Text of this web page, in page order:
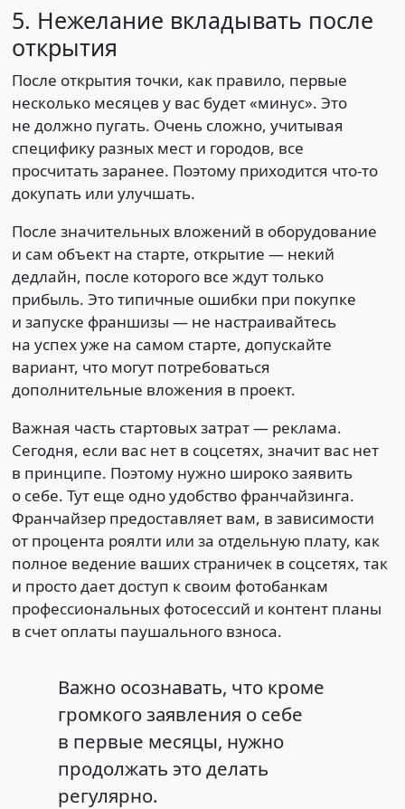
5. Нежелание вкладывать после
открытия
После открытия точки, как правило, первые
несколько месяцев у вас будет «минус». Это
не должно пугать. Очень сложно, учитывая
специфику разных мест и городов, все
просчитать заранее. Поэтому приходится что-то
докупать или улучшать.
После значительных вложений в оборудование
и сам объект на старте, открытие — некий
дедлайн, после которого все ждут только
прибыль. Это типичные ошибки при покупке
и запуске франшизы — не настраивайтесь
на успех уже на самом старте, допускайте
вариант, что могут потребоваться
дополнительные вложения в проект.
Важная часть стартовых затрат — реклама.
Сегодня, если вас нет в соцсетях, значит вас нет
в принципе. Поэтому нужно широко заявить
о себе. Тут еще одно удобство франчайзинга.
Франчайзер предоставляет вам, в зависимости
от процента роялти или за отдельную плату, как
полное ведение ваших страничек в соцсетях, так
и просто дает доступ к своим фотобанкам
профессиональных фотосессий и контент планы
в счет оплаты паушального взноса.
Важно осознавать, что кроме
громкого заявления о себе
в первые месяцы, нужно
продолжать это делать
регулярно.